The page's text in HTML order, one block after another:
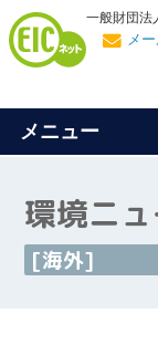
一般財団法
メ
メニュー
環境ニ
[海外]